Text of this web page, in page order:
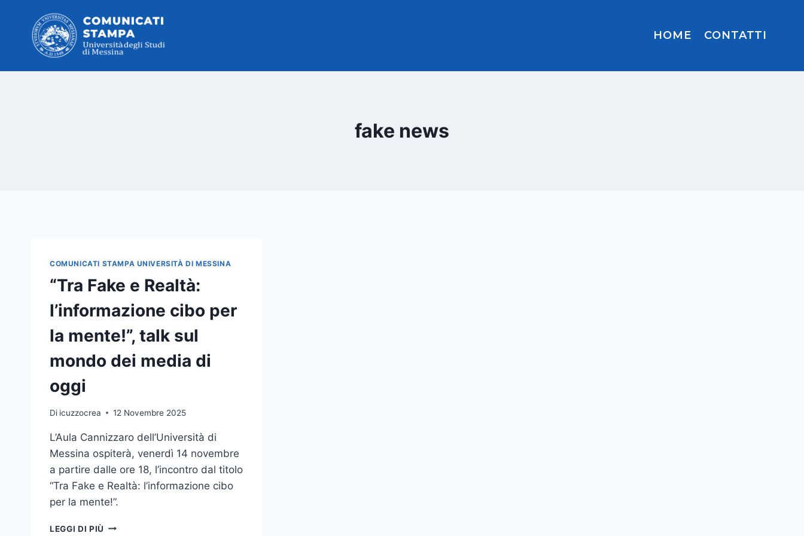
contenuto
HOME CONTATTI
fake news
COMUNICATI STAMPA UNIVERSITÀ DI MESSINA
“Tra Fake e Realtà:
l’informazione cibo per
la mente!”, talk sul
mondo dei media di
oggi
Di icuzzocrea 12 Novembre 2025
L’Aula Cannizzaro dell’Università di
Messina ospiterà, venerdì 14 novembre
a partire dalle ore 18, l’incontro dal titolo
“Tra Fake e Realtà: l’informazione cibo
per la mente!”.
LEGGI DI PIÙ “TRA